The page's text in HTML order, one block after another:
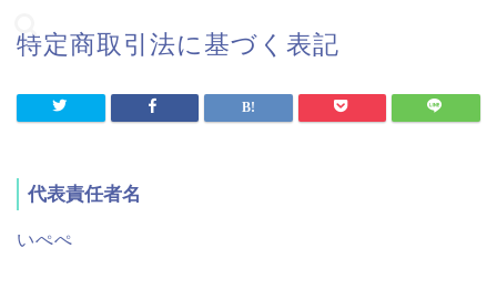
特定商取引法に基づく表記
代表責任者名
いぺぺ